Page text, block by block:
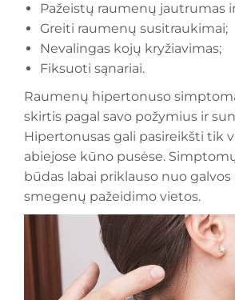
Pažeistų raumenų jautrumas
Greiti raumenų susitraukimai;
Nevalingas kojų kryžiavimas;
Fiksuoti sąnariai.
Raumenų hipertonuso
skirtis pagal savo požymius ir
Hipertonusas gali pasireikšti tik
abiejose kūno pusėse.
būdas labai priklauso nuo galvos
smegenų pažeidimo vietos.